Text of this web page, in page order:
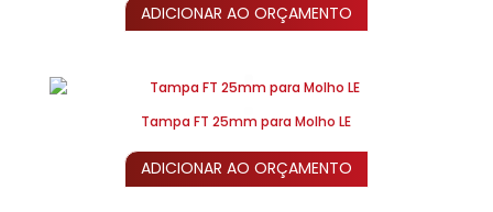
ADICIONAR AO ORÇAMENTO
Tampa FT 25mm para Molho LE
ADICIONAR AO ORÇAMENTO